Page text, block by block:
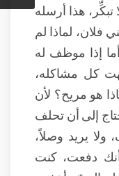
تبكِّر، هذا أرسله
فلان، لماذا لم
إذا موظف له
كل مشاكله،
هو مريح؟ لأن
إلى أن تحلف
ولا يريد وصلاً،
دفعت، كنت